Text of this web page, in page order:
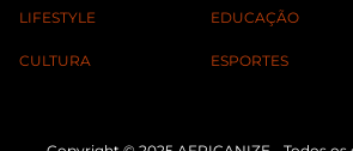
LIFESTYLE
CULTURA
EDUCAÇÃO
ESPORTES